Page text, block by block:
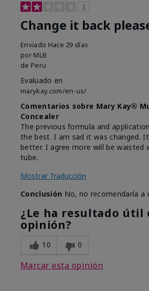
2
Change it back
Enviado Hace 29 días
por MLB
de Peru
Evaluado en
marykay.com/en-us/
Comentarios sobre Mary Kay®
Concealer
The previous formula and
the best. I am sad it was changed.
better. I agree more will be waisted
tube.
Mostrar Traducción
Conclusión No, no recomendaría a
¿Le ha resultado útil
opinión?
10 0
Marcar esta opinión